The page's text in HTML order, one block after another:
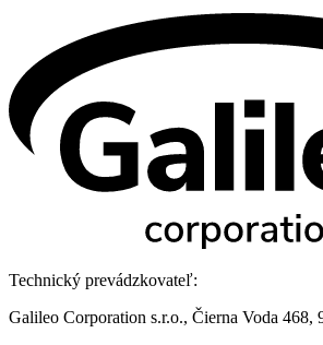
Technický prevádzkovateľ:
Galileo Corporation s.r.o., Čierna Voda 468,